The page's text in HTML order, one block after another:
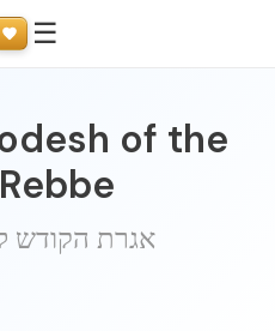
☰
of the
אגרת הקודש